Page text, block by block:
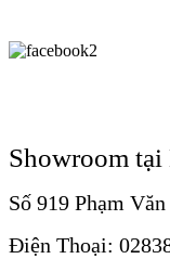
Showroom
Số 919 Phạm
Điện Thoại: